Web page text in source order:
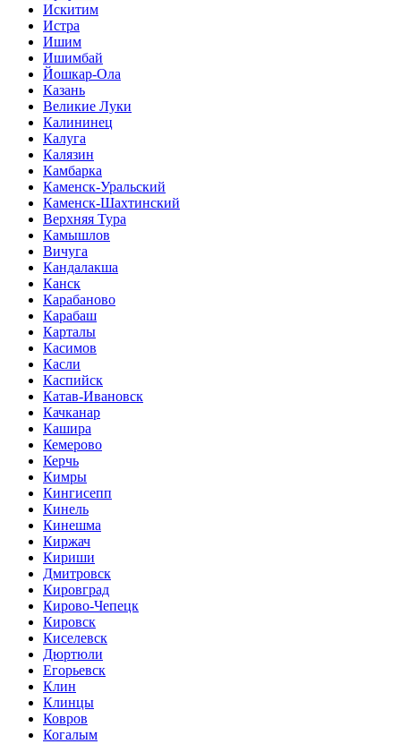
Искитим
Истра
Ишим
Ишимбай
Йошкар-Ола
Казань
Великие Луки
Калининец
Калуга
Калязин
Камбарка
Каменск-Уральский
Каменск-Шахтинский
Верхняя Тура
Камышлов
Вичуга
Кандалакша
Канск
Карабаново
Карабаш
Карталы
Касимов
Касли
Каспийск
Катав-Ивановск
Качканар
Кашира
Кемерово
Керчь
Кимры
Кингисепп
Кинель
Кинешма
Киржач
Кириши
Дмитровск
Кировград
Кирово-Чепецк
Кировск
Киселевск
Дюртюли
Егорьевск
Клин
Клинцы
Ковров
Когалым